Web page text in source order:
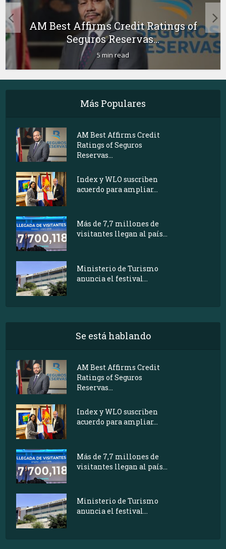
AM Best Affirms Credit Ratings of
Seguros Reservas...
5 min read
Más Populares
AM Best Affirms Credit
Ratings of Seguros
Reservas...
Index y WLO suscriben
acuerdo para ampliar...
Más de 7,7 millones de
visitantes llegan al país...
Ministerio de Turismo
anuncia el festival...
Se está hablando
AM Best Affirms Credit
Ratings of Seguros
Reservas...
Index y WLO suscriben
acuerdo para ampliar...
Más de 7,7 millones de
visitantes llegan al país...
Ministerio de Turismo
anuncia el festival...